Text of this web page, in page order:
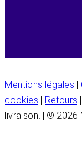
Mentions légales |
cookies | Retours
livraison. | © 2026